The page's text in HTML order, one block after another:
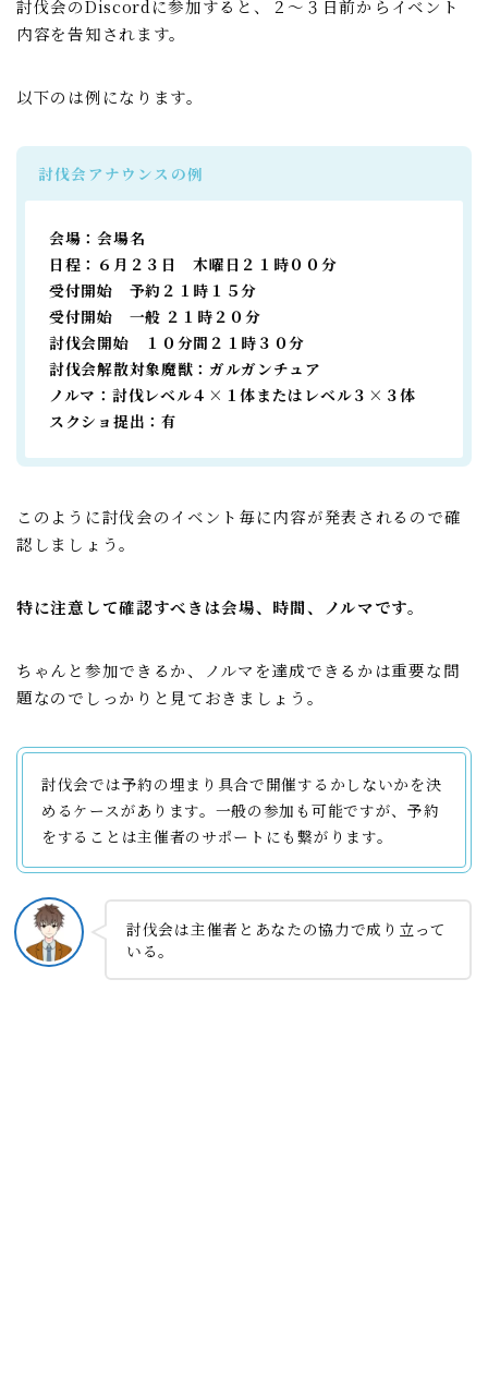
討伐会のDiscordに参加すると、２～３日前からイベント
内容を告知されます。
以下のは例になります。
討伐会アナウンスの例
会場：会場名
日程：６月２３日 木曜日２１時００分
受付開始 予約２１時１５分
受付開始 一般 ２１時２０分
討伐会開始 １０分間２１時３０分
討伐会解散対象魔獣：ガルガンチュア
ノルマ：討伐レベル４×１体またはレベル３×３体
スクショ提出：有
このように討伐会のイベント毎に内容が発表されるので確
認しましょう。
特に注意して確認すべきは会場、時間、ノルマです。
ちゃんと参加できるか、ノルマを達成できるかは重要な問
題なのでしっかりと見ておきましょう。
討伐会では予約の埋まり具合で開催するかしないかを決
めるケースがあります。一般の参加も可能ですが、予約
をすることは主催者のサポートにも繋がります。
討伐会は主催者とあなたの協力で成り立って
いる。